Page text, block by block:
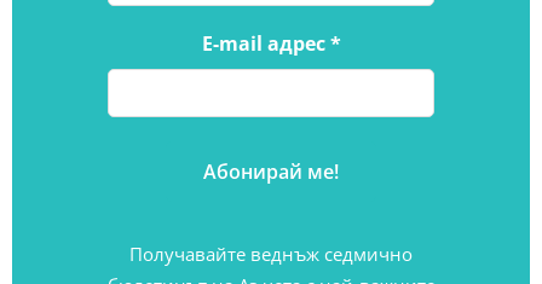
E-mail адрес*
Получавайте веднъж седмично